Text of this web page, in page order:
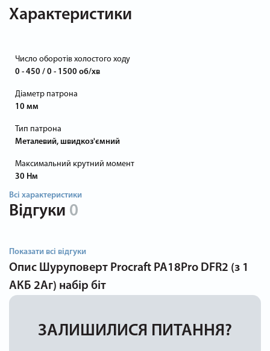
Характеристики
Число оборотів холостого ходу
0 - 450 / 0 - 1500 об/хв
Діаметр патрона
10 мм
Тип патрона
Металевий, швидкоз'ємний
Максимальний крутний момент
30 Нм
Всі характеристики
Відгуки 0
Показати всі відгуки
Опис Шуруповерт Procraft PA18Pro DFR2 (з 1
АКБ 2Аг) набір біт
ЗАЛИШИЛИСЯ ПИТАННЯ?